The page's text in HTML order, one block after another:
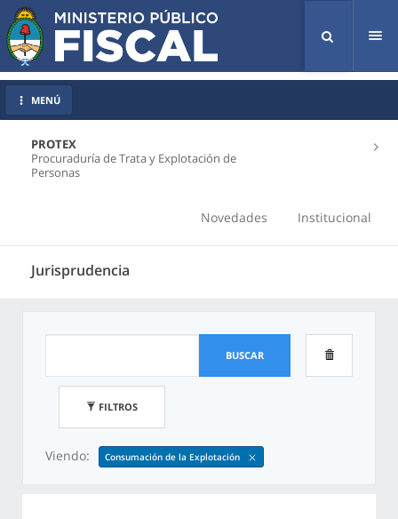
PROTEX
Procuraduría de Trata y Explotación de
Personas
Novedades Institucional
Jurisprudencia
MENÚ
BUSCAR
FILTROS
Viendo: Consumación de la Explotación